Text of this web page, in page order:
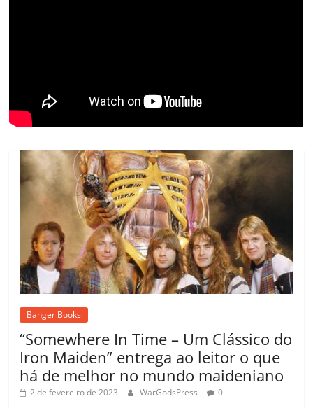
m
Banger Books
“Somewhere In Time – Um Clássico do
Iron Maiden” entrega ao leitor o que
há de melhor no mundo maideniano
2 de fevereiro de 2023 WarGodsPress 0